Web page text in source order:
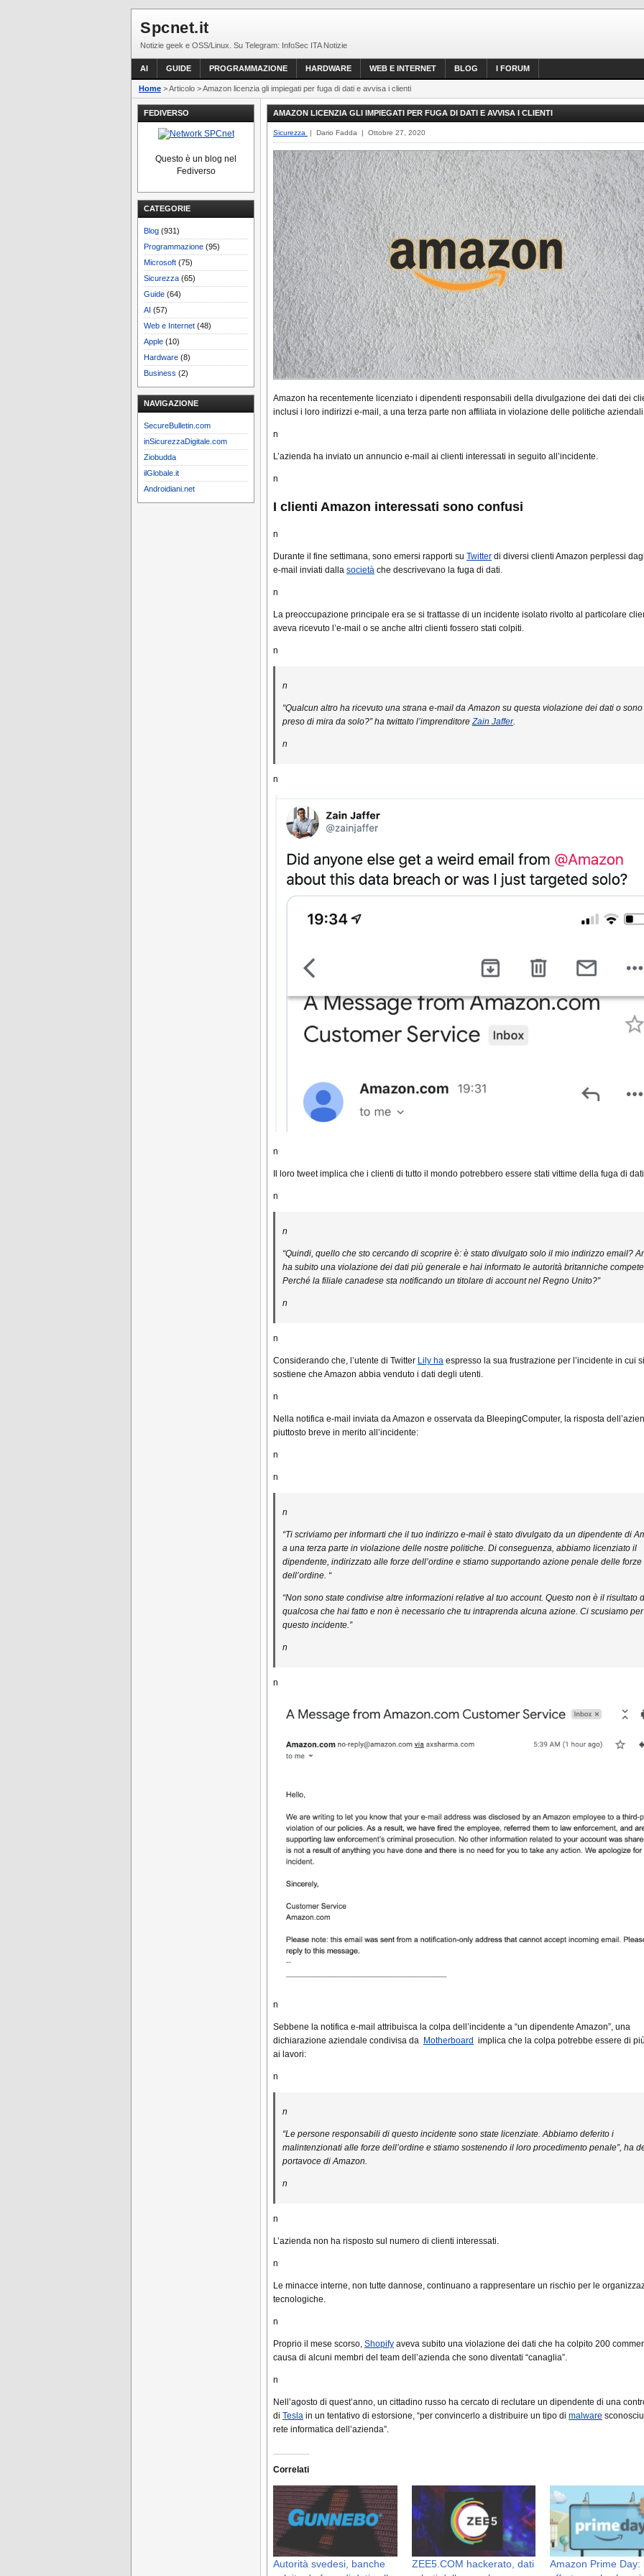
Spcnet.it
Notizie geek e OSS/Linux. Su Telegram: InfoSec ITA Notizie
AI GUIDE PROGRAMMAZIONE HARDWARE WEB E INTERNET BLOG I FORUM
Home > Articolo > Amazon licenzia gli impiegati per fuga di dati e avvisa i clienti
FEDIVERSO
Questo è un blog nel
Fediverso
CATEGORIE
Blog (931)
Programmazione (95)
Microsoft (75)
Sicurezza (65)
Guide (64)
AI (57)
Web e Internet (48)
Apple (10)
Hardware (8)
Business (2)
NAVIGAZIONE
SecureBulletin.com
inSicurezzaDigitale.com
Ziobudda
ilGlobale.it
Androidiani.net
AMAZON LICENZIA GLI IMPIEGATI PER FUGA DI DATI E AVVISA I CLIENTI
Sicurezza | Dario Fadda | Ottobre 27, 2020
Amazon ha recentemente licenziato i dipendenti responsabili della divulgazione dei dati dei
inclusi i loro indirizzi e-mail, a una terza parte non affiliata in violazione delle politiche aziendali.
n
L’azienda ha inviato un annuncio e-mail ai clienti interessati in seguito all’incidente.
n
I clienti Amazon interessati sono confusi
n
Durante il fine settimana, sono emersi rapporti su Twitter di diversi clienti Amazon perplessi
e-mail inviati dalla società che descrivevano la fuga di dati.
n
La preoccupazione principale era se si trattasse di un incidente isolato rivolto al particolare
aveva ricevuto l’e-mail o se anche altri clienti fossero stati colpiti.
n
n
“Qualcun altro ha ricevuto una strana e-mail da Amazon su questa violazione dei dati o sono
preso di mira da solo?” ha twittato l’imprenditore Zain Jaffer.
n
n
n
Il loro tweet implica che i clienti di tutto il mondo potrebbero essere stati vittime della fuga di
n
n
“Quindi, quello che sto cercando di scoprire è: è stato divulgato solo il mio indirizzo email?
ha subito una violazione dei dati più generale e hai informato le autorità britanniche
Perché la filiale canadese sta notificando un titolare di account nel Regno Unito?”
n
n
Considerando che, l’utente di Twitter Lily ha espresso la sua frustrazione per l’incidente in cui si
sostiene che Amazon abbia venduto i dati degli utenti.
n
Nella notifica e-mail inviata da Amazon e osservata da BleepingComputer, la risposta
piuttosto breve in merito all’incidente:
n
n
n
“Ti scriviamo per informarti che il tuo indirizzo e-mail è stato divulgato da un dipendente di
a una terza parte in violazione delle nostre politiche. Di conseguenza, abbiamo licenziato il
dipendente, indirizzato alle forze dell’ordine e stiamo supportando azione penale delle forze
dell’ordine. “
“Non sono state condivise altre informazioni relative al tuo account. Questo non è il risultato
qualcosa che hai fatto e non è necessario che tu intraprenda alcuna azione. Ci scusiamo per
questo incidente.”
n
n
n
Sebbene la notifica e-mail attribuisca la colpa dell’incidente a “un dipendente Amazon”, una
dichiarazione aziendale condivisa da Motherboard implica che la colpa potrebbe essere di
ai lavori:
n
n
“Le persone responsabili di questo incidente sono state licenziate. Abbiamo deferito i
malintenzionati alle forze dell’ordine e stiamo sostenendo il loro procedimento penale”, ha
portavoce di Amazon.
n
n
L’azienda non ha risposto sul numero di clienti interessati.
n
Le minacce interne, non tutte dannose, continuano a rappresentare un rischio per le
tecnologiche.
n
Proprio il mese scorso, Shopify aveva subito una violazione dei dati che ha colpito 200
causa di alcuni membri del team dell’azienda che sono diventati “canaglia”.
n
Nell’agosto di quest’anno, un cittadino russo ha cercato di reclutare un dipendente di una
di Tesla in un tentativo di estorsione, “per convincerlo a distribuire un tipo di malware
rete informatica dell’azienda”.
Correlati
Autorità svedesi, banche
ZEE5.COM hackerato, dati
Amazon Prime Day: